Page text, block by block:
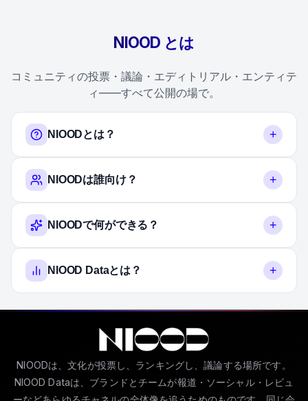
NIOOD とは
コミュニティの投票・議論・エディトリアル・エンティテ
ィ——すべて公開の場で。
NIOODとは？ +
NIOODは誰向け？ +
NIOODで何ができる？ +
NIOOD Dataとは？ +
NIOODは、文化が投票し、ランキングし、議論する場所です。
NIOOD Dataは、ブランドとチームが報道・ソーシャル・レビュ